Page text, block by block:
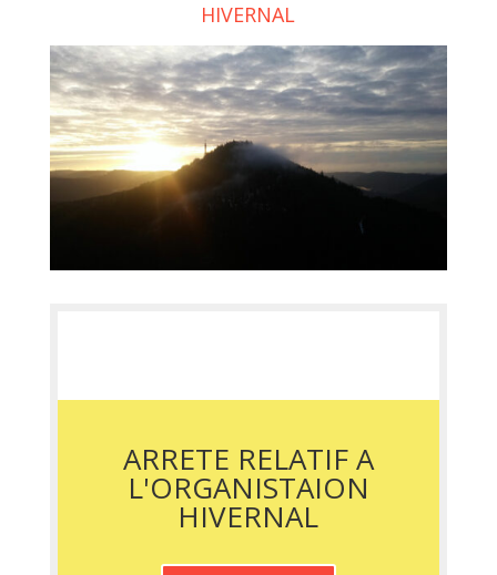
HIVERNAL
ARRETE RELATIF A
L'ORGANISTAION
HIVERNAL